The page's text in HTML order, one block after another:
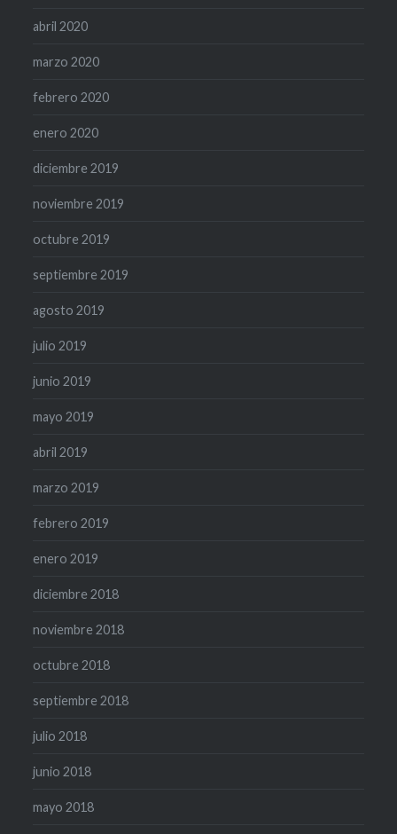
abril 2020
marzo 2020
febrero 2020
enero 2020
diciembre 2019
noviembre 2019
octubre 2019
septiembre 2019
agosto 2019
julio 2019
junio 2019
mayo 2019
abril 2019
marzo 2019
febrero 2019
enero 2019
diciembre 2018
noviembre 2018
octubre 2018
septiembre 2018
julio 2018
junio 2018
mayo 2018